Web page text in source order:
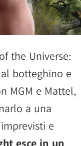
the Universe:
botteghino e
MGM e Mattel,
a una
e
esce in un